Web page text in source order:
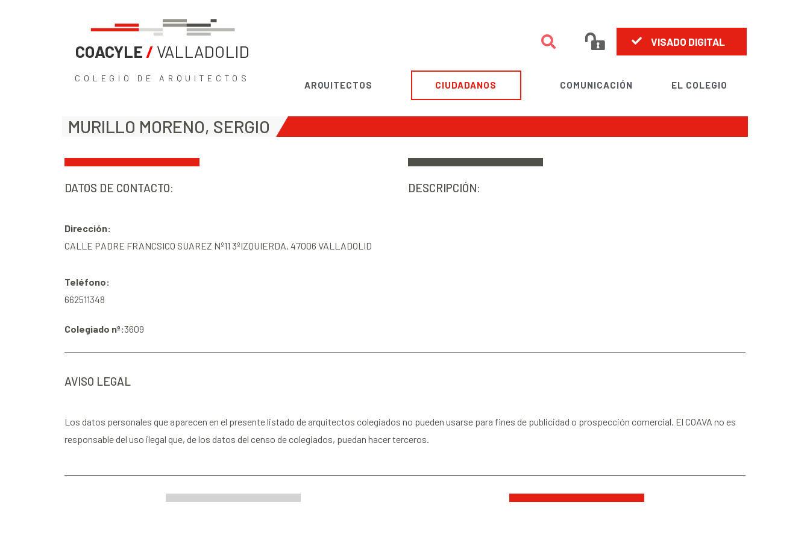
COACYLE / VALLADOLID
COLEGIO DE ARQUITECTOS
VISADO DIGITAL
ARQUITECTOS CIUDADANOS COMUNICACIÓN EL COLEGIO
MURILLO MORENO, SERGIO
DATOS DE CONTACTO:
Dirección:
CALLE PADRE FRANCSICO SUAREZ Nº11 3ºIZQUIERDA, 47006 VALLADOLID
Teléfono:
662511348
Colegiado nº:3609
DESCRIPCIÓN:
AVISO LEGAL
Los datos personales que aparecen en el presente listado de arquitectos colegiados no pueden usarse para fines de publicidad o prospección comercial. El COAVA no es
responsable del uso ilegal que, de los datos del censo de colegiados, puedan hacer terceros.